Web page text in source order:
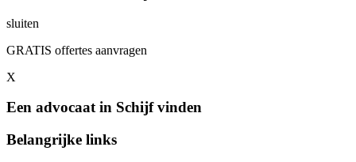
sluiten
GRATIS offertes aanvragen
X
Een advocaat in Schijf vinden
Belangrijke links